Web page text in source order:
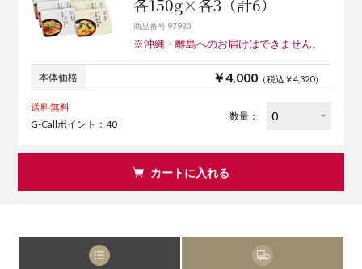
各150g×各3（計6）
商品番号 97930
※沖縄・離島へのお届けはできません。
本体価格 ￥4,000（税込￥4,320）
送料無料
G-Callポイント：40
数量：
カートに入れる